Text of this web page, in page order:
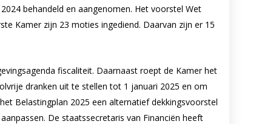
behandeld en aangenomen. Het voorstel Wet
Kamer zijn 23 moties ingediend. Daarvan zijn er 15
fiscaliteit. Daarnaast roept de Kamer het
dranken uit te stellen tot 1 januari 2025 en om
Belastingplan 2025 een alternatief dekkingsvoorstel
De staatssecretaris van Financiën heeft